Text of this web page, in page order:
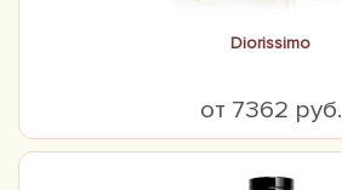
Diorissimo
от 7362 руб.